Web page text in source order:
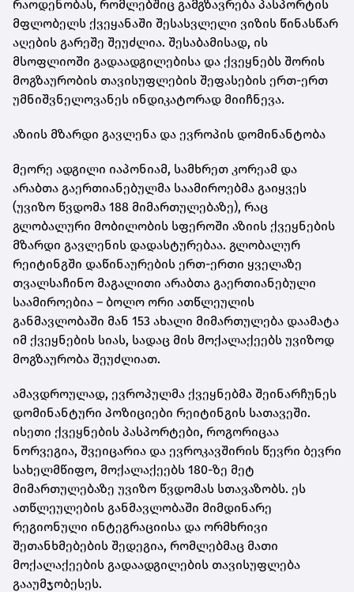
რაოდენობას, რომლებშიც გამგზავრება პასპორტის
მფლობელს ქვეყანაში შესასვლელი ვიზის წინასწარ
აღების გარეშე შეუძლია. შესაბამისად, ის
მსოფლიოში გადაადგილებისა და ქვეყნებს შორის
მოგზაურობის თავისუფლების შეფასების ერთ-ერთ
უმნიშვნელოვანეს ინდიკატორად მიიჩნევა.
აზიის მზარდი გავლენა და ევროპის დომინანტობა
მეორე ადგილი იაპონიამ, სამხრეთ კორეამ და
არაბთა გაერთიანებულმა საამიროებმა გაიყვეს
(უვიზო წვდომა 188 მიმართულებაზე), რაც
გლობალური მობილობის სფეროში აზიის ქვეყნების
მზარდი გავლენის დადასტურებაა. გლობალურ
რეიტინგში დაწინაურების ერთ-ერთი ყველაზე
თვალსაჩინო მაგალითი არაბთა გაერთიანებული
საამიროებია – ბოლო ორი ათწლეულის
განმავლობაში მან 153 ახალი მიმართულება დაამატა
იმ ქვეყნების სიას, სადაც მის მოქალაქეებს უვიზოდ
მოგზაურობა შეუძლიათ.
ამავდროულად, ევროპულმა ქვეყნებმა შეინარჩუნეს
დომინანტური პოზიციები რეიტინგის სათავეში.
ისეთი ქვეყნების პასპორტები, როგორიცაა
ნორვეგია, შვეიცარია და ევროკავშირის წევრი ბევრი
სახელმწიფო, მოქალაქეებს 180-ზე მეტ
მიმართულებაზე უვიზო წვდომას სთავაზობს. ეს
ათწლეულების განმავლობაში მიმდინარე
რეგიონული ინტეგრაციისა და ორმხრივი
შეთანხმებების შედეგია, რომლებმაც მათი
მოქალაქეების გადაადგილების თავისუფლება
გააუმჯობესეს.